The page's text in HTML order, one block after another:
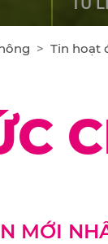
TƯ
Tin hoạt
MỚI